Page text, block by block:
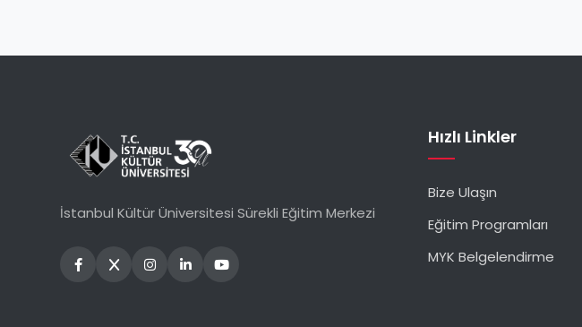
İstanbul Kültür Üniversitesi Sürekli Eğitim Merkezi
Hızlı Linkler
Bize Ulaşın
Eğitim Programları
MYK Belgelendirme